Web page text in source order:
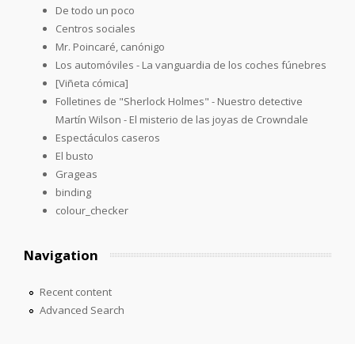
De todo un poco
Centros sociales
Mr. Poincaré, canónigo
Los automóviles - La vanguardia de los coches fúnebres
[Viñeta cómica]
Folletines de "Sherlock Holmes" - Nuestro detective
Martín Wilson - El misterio de las joyas de Crowndale
Espectáculos caseros
El busto
Grageas
binding
colour_checker
Navigation
Recent content
Advanced Search